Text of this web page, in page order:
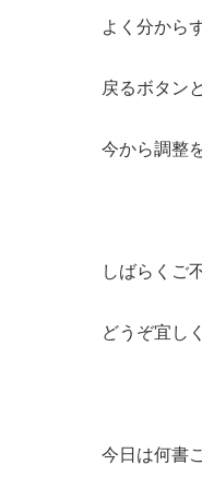
よく分から
戻るボタン
今から調整
しばらくご
どうぞ宜し
今日は何書